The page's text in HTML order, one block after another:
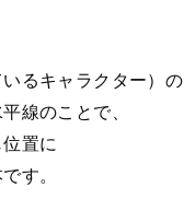
いるキャラクター）の
線のことで、
位置に
す。